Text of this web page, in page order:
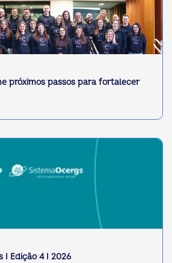
próximos passos para fortalecer
I Edição 4 I 2026